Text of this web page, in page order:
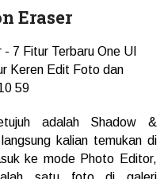
Eraser
adalah Shadow &
kalian temukan di
ke mode Photo Editor,